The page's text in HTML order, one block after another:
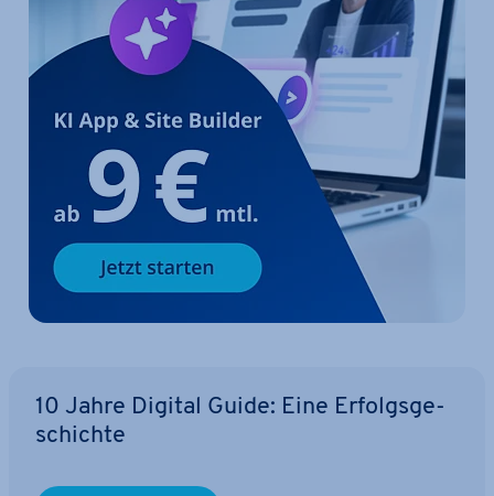
10 Jahre Digital Guide: Eine Er­folgs­ge­
schich­te